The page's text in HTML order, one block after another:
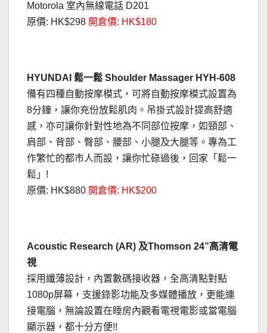
Motorola 室內無線電話 D201
原價: HK$298 開倉價: HK$180
HYUNDAI 鬆一鬆 Shoulder Massager HYH-608
備有四種自動按摩模式，可將自動按摩模式設置為
8分鐘，讓你充份放鬆肌肉。吊掛式設計提高舒適
感，亦可讓你針對性地為不同部位按摩，如頸部、
肩部、背部、臀部、腰部、小腿及大腿等。專為工
作繁忙的都市人而設，讓你忙碌過後，回家「鬆一
鬆」!
原價: HK$880 開倉價: HK$200
Acoustic Research (AR) 及Thomson 24”高清電
視
採用纖薄設計，內置數碼接收器，全高清點對點
1080p屏幕，支援錄影功能及多媒體播放，更能連
接電腦，無論設置在睡房內觀看電視電影或當電腦
顯示器，都十分方便!!